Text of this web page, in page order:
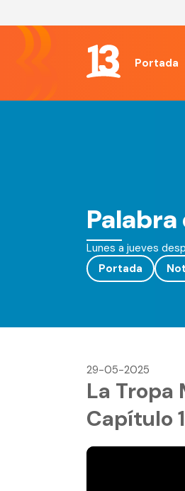
Portada
Lunes a jueves
Portada
29-05-2025
La Tropa
Capítulo